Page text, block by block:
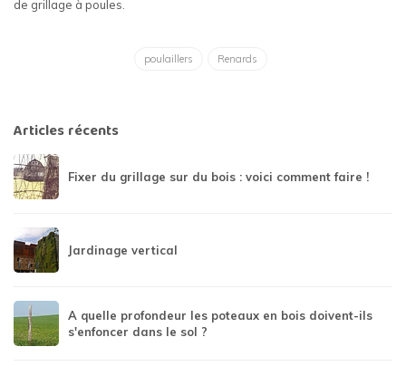
de grillage à poules.
poulaillers Renards
Articles récents
Fixer du grillage sur du bois : voici comment faire !
Jardinage vertical
A quelle profondeur les poteaux en bois doivent-ils
s'enfoncer dans le sol ?